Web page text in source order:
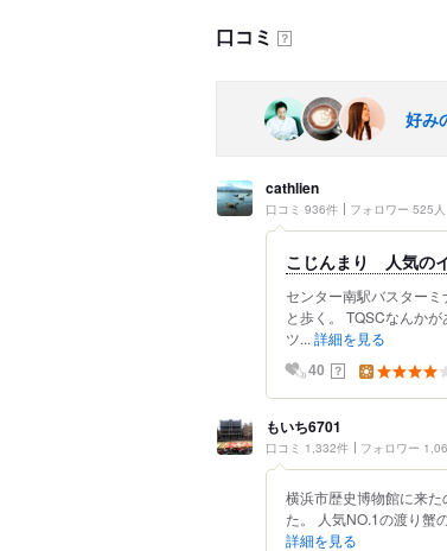
口コミ ？
好み
cathlien
口コミ 936件 フォロワー 525人
こじんまり 人気の
センター南駅バスター
と歩く。 TQSCなんか
ツ... 詳細を見る
40 ？
もいち6701
口コミ 1,332件 フォロワー
横浜市歴史博物館に来
た。 人気NO.1の渡り蟹
詳細を見る